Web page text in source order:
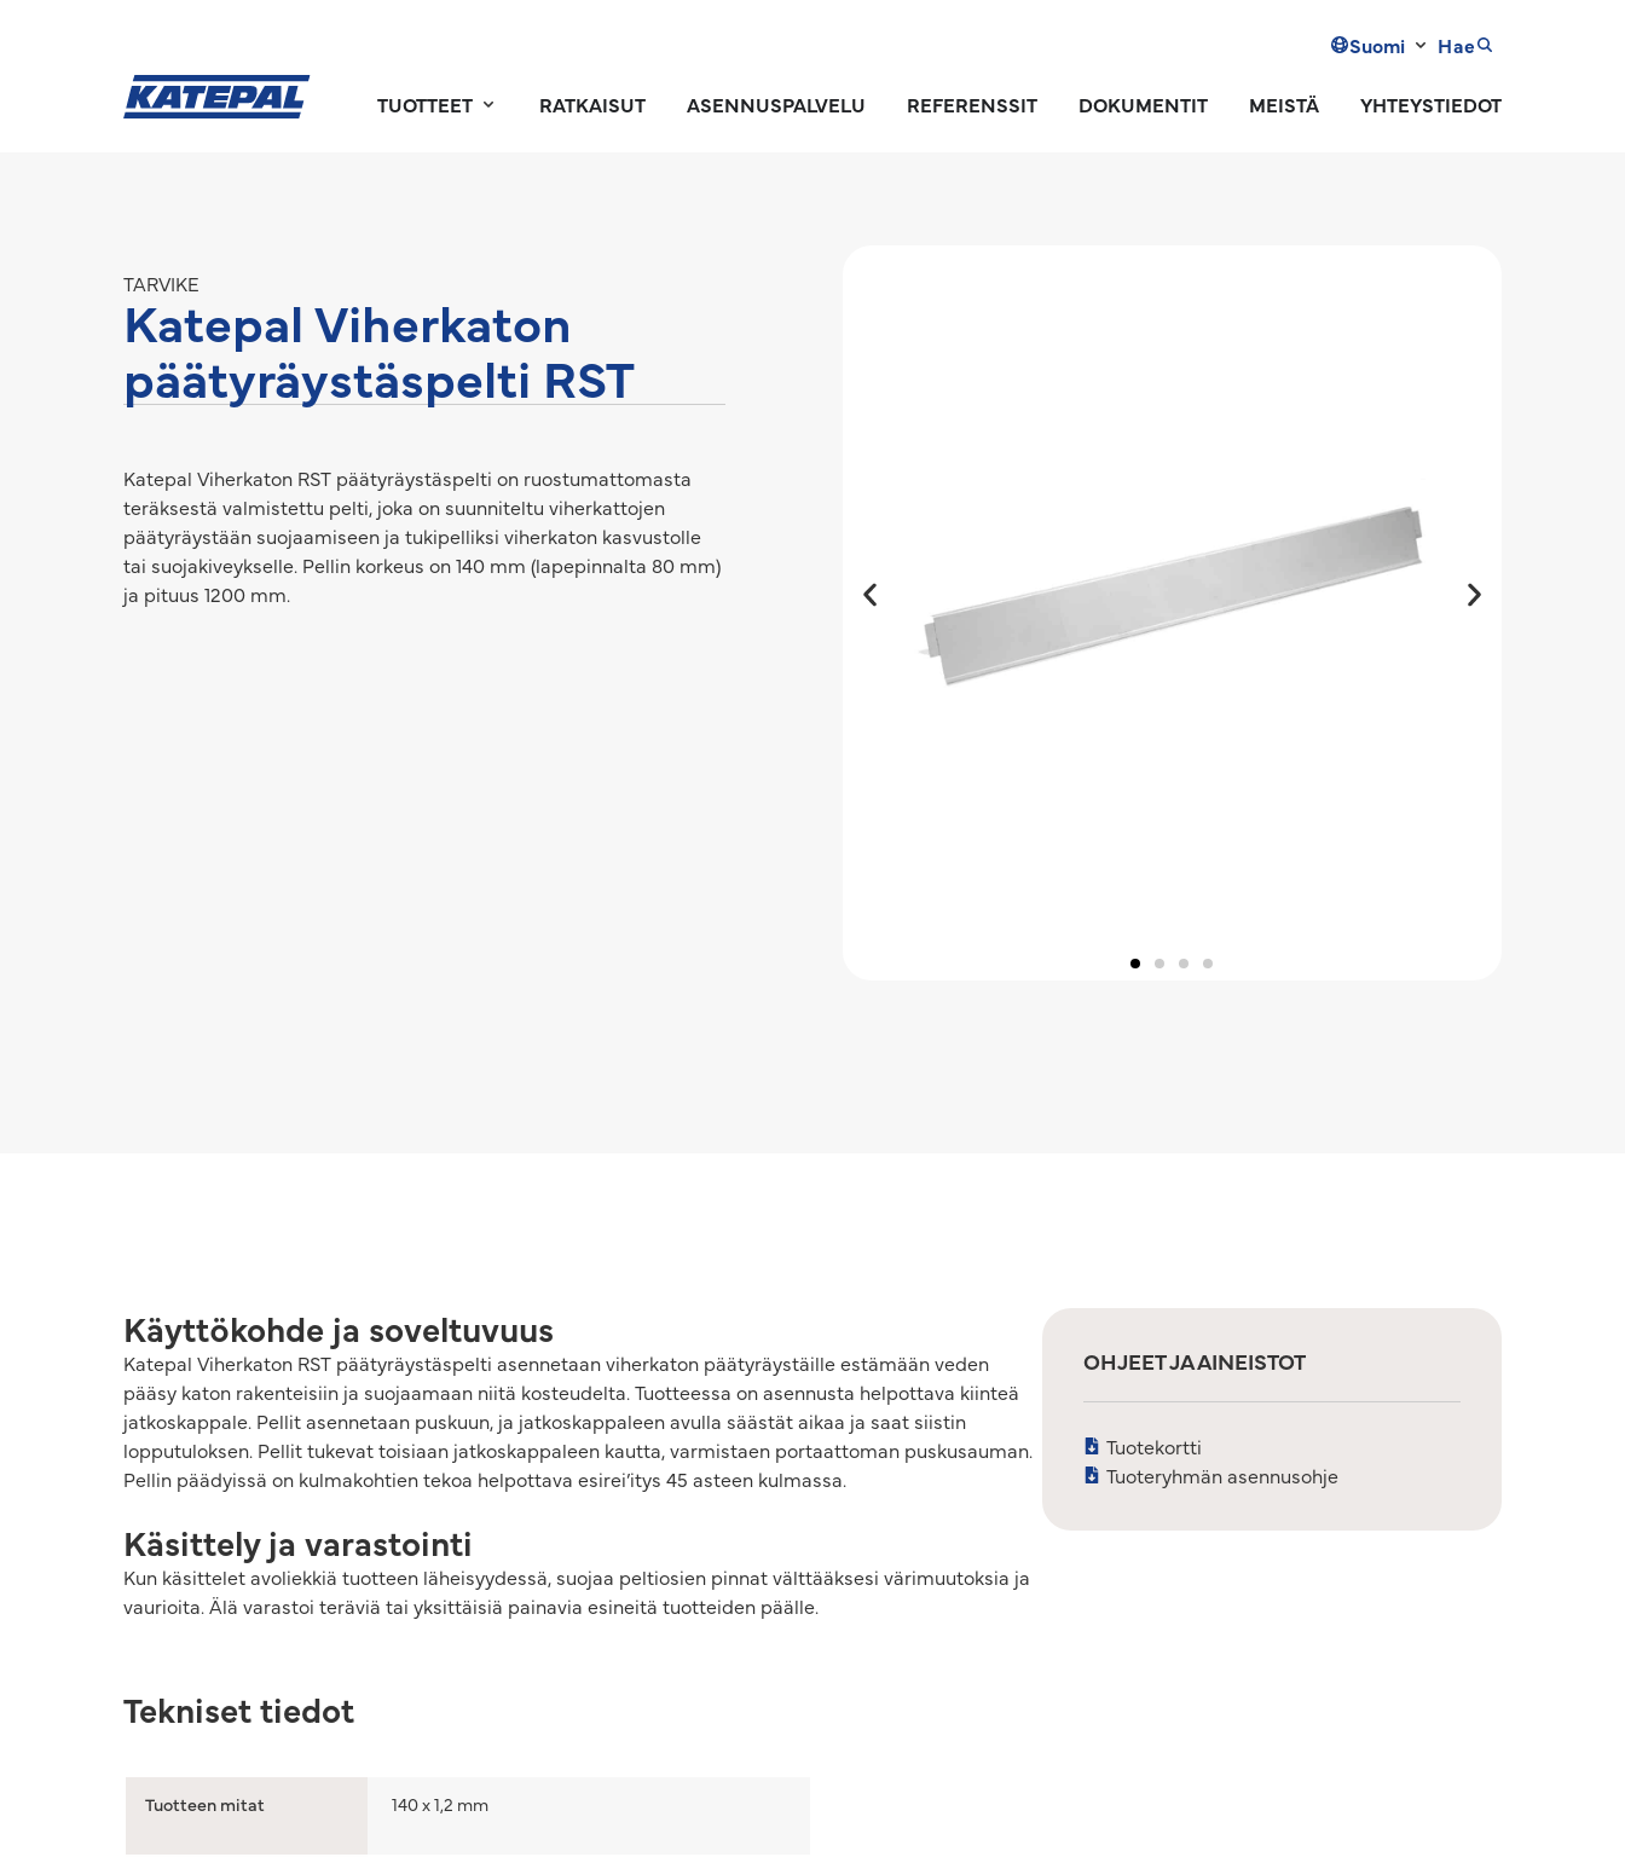
Suomi Hae
TUOTTEET RATKAISUT ASENNUSPALVELU REFERENSSIT DOKUMENTIT MEISTÄ YHTEYSTIEDOT
TARVIKE
Katepal Viherkaton
päätyräystäspelti RST
Katepal Viherkaton RST päätyräystäspelti on ruostumattomasta
teräksestä valmistettu pelti, joka on suunniteltu viherkattojen
päätyräystään suojaamiseen ja tukipelliksi viherkaton kasvustolle
tai suojakiveykselle. Pellin korkeus on 140 mm (lapepinnalta 80 mm)
ja pituus 1200 mm.
OHJEET JA AINEISTOT
Tuotekortti
Tuoteryhmän asennusohje
Käyttökohde ja soveltuvuus
Katepal Viherkaton RST päätyräystäspelti asennetaan viherkaton päätyräystäille estämään veden
pääsy katon rakenteisiin ja suojaamaan niitä kosteudelta. Tuotteessa on asennusta helpottava kiinteä
jatkoskappale. Pellit asennetaan puskuun, ja jatkoskappaleen avulla säästät aikaa ja saat siistin
lopputuloksen. Pellit tukevat toisiaan jatkoskappaleen kautta, varmistaen portaattoman puskusauman.
Pellin päädyissä on kulmakohtien tekoa helpottava esirei’itys 45 asteen kulmassa.
Käsittely ja varastointi
Kun käsittelet avoliekkiä tuotteen läheisyydessä, suojaa peltiosien pinnat välttääksesi värimuutoksia ja
vaurioita. Älä varastoi teräviä tai yksittäisiä painavia esineitä tuotteiden päälle.
Tekniset tiedot
Tuotteen mitat 140 x 1,2 mm